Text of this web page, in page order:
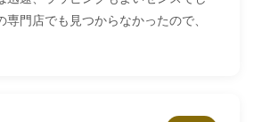
専門店でも見つからなかったので、